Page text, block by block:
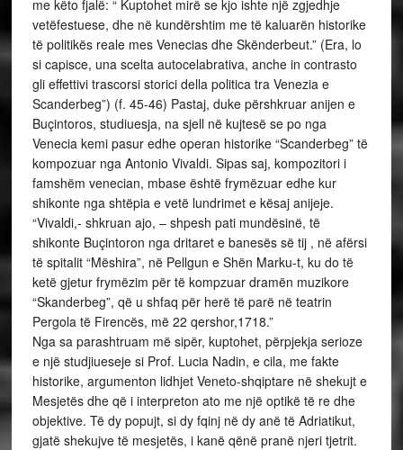
me këto fjalë: “ Kuptohet mirë se kjo ishte një zgjedhje
vetëfestuese, dhe në kundërshtim me të kaluarën historike
të politikës reale mes Venecias dhe Skënderbeut.” (Era, lo
si capisce, una scelta autocelabrativa, anche in contrasto
gli effettivi trascorsi storici della politica tra Venezia e
Scanderbeg”) (f. 45-46) Pastaj, duke përshkruar anijen e
Buçintoros, studiuesja, na sjell në kujtesë se po nga
Venecia kemi pasur edhe operan historike “Scanderbeg” të
kompozuar nga Antonio Vivaldi. Sipas saj, kompozitori i
famshëm venecian, mbase është frymëzuar edhe kur
shikonte nga shtëpia e vetë lundrimet e kësaj anijeje.
“Vivaldi,- shkruan ajo, – shpesh pati mundësinë, të
shikonte Buçintoron nga dritaret e banesës së tij , në afërsi
të spitalit “Mëshira”, në Pellgun e Shën Marku-t, ku do të
ketë gjetur frymëzim për të kompzuar dramën muzikore
“Skanderbeg”, që u shfaq për herë të parë në teatrin
Pergola të Firencës, më 22 qershor,1718.”
Nga sa parashtruam më sipër, kuptohet, përpjekja serioze
e një studjiueseje si Prof. Lucia Nadin, e cila, me fakte
historike, argumenton lidhjet Veneto-shqiptare në shekujt e
Mesjetës dhe që i interpreton ato me një optikë të re dhe
objektive. Të dy popujt, si dy fqinj në dy anë të Adriatikut,
gjatë shekujve të mesjetës, i kanë qënë pranë njeri tjetrit.